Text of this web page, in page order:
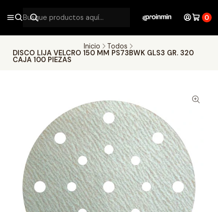
0
Inicio
Todos
DISCO LIJA VELCRO 150 MM PS73BWK GLS3 GR. 320
CAJA 100 PIEZAS